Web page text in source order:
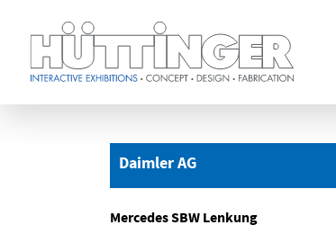
Daimler AG
Mercedes SBW Lenkung